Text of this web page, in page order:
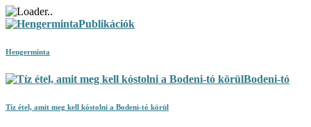
Publikációk
Hengerminta
Bodeni-tó
Tíz étel, amit meg kell kóstolni a Bodeni-tó körül